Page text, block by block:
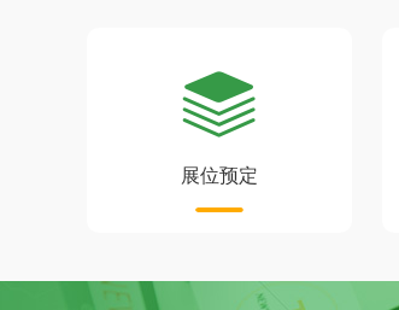
展位预定